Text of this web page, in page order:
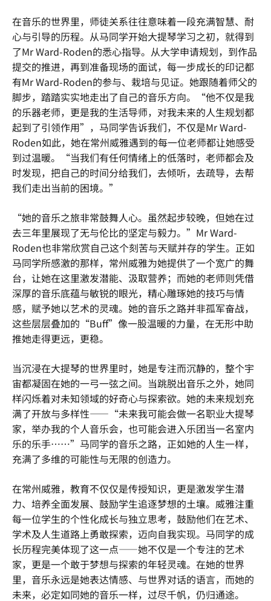
在音乐的世界里，师徒关系往往意味着一段充满智慧、耐
心与引导的历程。从马同学开始大提琴学习之初，就得到
了Mr Ward-Roden的悉心指导。从大学申请规划，到作品
提交的推进，再到准备现场的面试，每一步成长的印记都
有Mr Ward-Roden的参与、栽培与见证。她跟随着师父的
脚步，踏踏实实地走出了自己的音乐方向。“他不仅是我
的乐器老师，更是我的生活导师，对我未来的人生规划都
起到了引领作用”，马同学告诉我们，不仅是Mr Ward-
Roden如此，她在常州威雅遇到的每一位老师都让她感受
到过温暖。“当我们有任何情绪上的低落时，老师都会及
时发现，把自己的时间分给我们，去倾听，去疏导，去帮
我们走出当前的困境。”
“她的音乐之旅非常鼓舞人心。虽然起步较晚，但她在过
去三年里展现了无与伦比的坚定与毅力。”Mr Ward-
Roden也非常欣赏自己这个刻苦与天赋并存的学生。正如
马同学所感激的那样，常州威雅为她提供了一个宽广的舞
台，让她在这里激发潜能、汲取营养；而她的老师则凭借
深厚的音乐底蕴与敏锐的眼光，精心雕琢她的技巧与情
感，赋予她以艺术的灵魂。她的音乐之路并非孤军奋战，
这些层层叠加的“Buff”像一股温暖的力量，在无形中助
推她走得更远，更稳。
当沉浸在大提琴的世界里时，她是专注而沉静的，整个宇
宙都凝固在她的一弓一弦之间。当跳脱出音乐之外，她同
样闪烁着对未知领域的好奇心与探索欲。她的未来规划充
满了开放与多样性——“未来我可能会做一名职业大提琴
家，举办我的个人音乐会，也可能会进入乐团当一名室内
乐的乐手……”马同学的音乐之路，正如她的人生一样，
充满了多维的可能性与无限的创造力。
在常州威雅，教育不仅仅是传授知识，更是激发学生潜
力、培养全面发展、鼓励学生追逐梦想的土壤。威雅注重
每一位学生的个性化成长与独立思考，鼓励他们在艺术、
学术及人生道路上勇敢探索，迈向自我实现。马同学的成
长历程完美体现了这一点——她不仅是一个专注的艺术
家，更是一个敢于梦想与探索的年轻灵魂。在她的世界
里，音乐永远是她表达情感、与世界对话的语言，而她的
未来，必定如同她的音乐一样，过尽千帆，仍归通途。